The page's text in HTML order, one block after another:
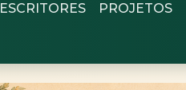
ESCRITORES PROJETOS